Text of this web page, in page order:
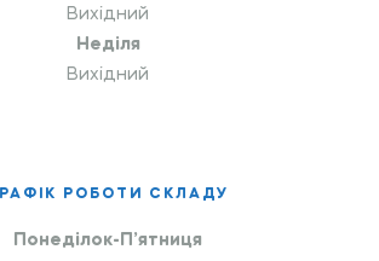
Вихідний
Неділя
Вихідний
РОБОТИ СКЛАДУ
Понеділок-П’ятниця